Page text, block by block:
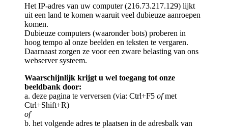
Het IP-adres van uw computer (216.73.217.129) lijkt
uit een land te komen waaruit veel dubieuze aanroepen
komen.
Dubieuze computers (waaronder bots) proberen in
hoog tempo al onze beelden en teksten te vergaren.
Daarnaast zorgen ze voor een zware belasting van ons
webserver systeem.
Waarschijnlijk krijgt u wel toegang tot onze
beeldbank door:
a. deze pagina te verversen (via: Ctrl+F5 ofmet
Ctrl+Shift+R)
of
b. het volgende adres te plaatsen in de adresbalk van